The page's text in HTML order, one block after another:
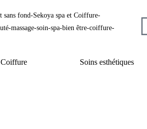
Coiffure Soins esthétiques